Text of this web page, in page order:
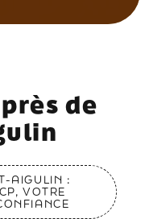
de
AIGULIN :
VOTRE